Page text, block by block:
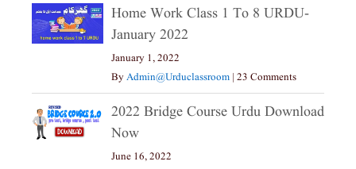
Home Work Class 1 To 8 URDU-
January 2022
January 1, 2022
ByAdmin@urduclassroom | 23 Comments
2022 Bridge Course Urdu Download
Now
June 16, 2022